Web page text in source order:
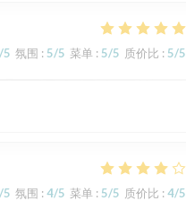
/5 氛围 : 5/5 菜单 : 5/5 质价比 : 5/5
/5 氛围 : 4/5 菜单 : 5/5 质价比 : 4/5